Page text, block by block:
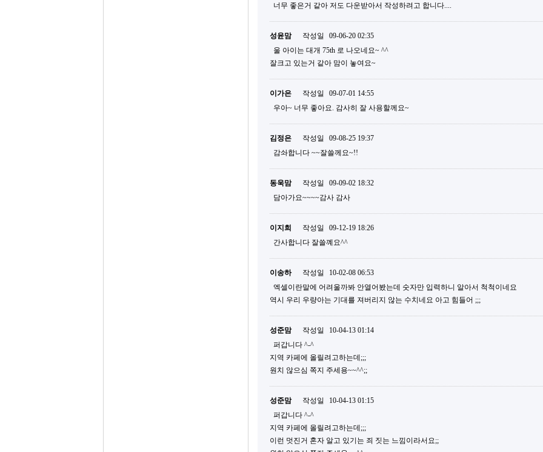
너무 좋은거 같아 저도 다운받아서 작성하려고 합니다....
성윤맘 작성일
09-06-20 02:35
울 아이는 대개 75th 로 나오네요~ ^^
잘크고 있는거 같아 맘이 놓여요~
이가은 작성일
09-07-01 14:55
우아~ 너무 좋아요. 감사히 잘 사용할께요~
김정은 작성일
09-08-25 19:37
감솨합니다 ~~잘쓸께요~!!
동욱맘 작성일
09-09-02 18:32
담아가요~~~~감사 감사
이지희 작성일
09-12-19 18:26
간사합니다 잘쓸꼐요^^
이송하 작성일
10-02-08 06:53
엑셀이란말에 어려울까봐 안열어봤는데 숫자만 입력하니 알아서 척척이네요
역시 우리 우량아는 기대를 져버리지 않는 수치네요 아고 힘들어 ;;;
성준맘 작성일
10-04-13 01:14
퍼갑니다 ^-^
지역 카페에 올릴려고하는데;;;
원치 않으심 쪽지 주세용~~^^;;
성준맘 작성일
10-04-13 01:15
퍼갑니다 ^-^
지역 카페에 올릴려고하는데;;;
이런 멋진거 혼자 알고 있기는 죄 짓는 느낌이라서요;;